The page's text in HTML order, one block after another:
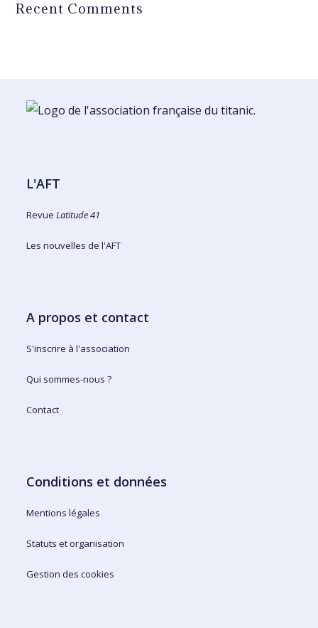
Recent Comments
L'AFT
RevueLatitude 41
Les nouvelles de l'AFT
A propos et contact
S'inscrire à l'association
Qui sommes-nous ?
Contact
Conditions et données
Mentions légales
Statuts et organisation
Gestion des cookies